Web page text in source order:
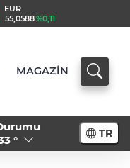
GBP
64,1869 %0,16
MAGAZİN
° TR